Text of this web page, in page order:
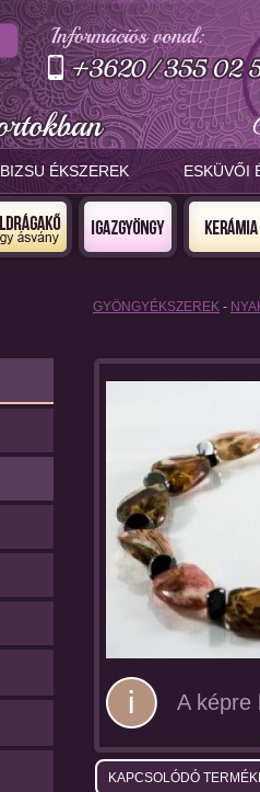
BIZSU ÉKSZEREK ESKÜVŐI
GYÖNGYÉKSZEREK -
A képre
KAPCSOLÓDÓ